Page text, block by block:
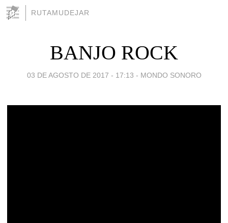
RUTAMUDEJAR
BANJO ROCK
03 DE AGOSTO DE 2017 - 17:13 - MONDO SONORO